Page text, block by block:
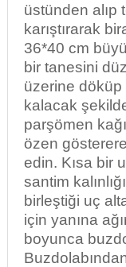
üstünden alıp
karıştırarak
36*40 cm
bir tanesini
üzerine döküp
kalacak
parşömen
özen
edin. Kısa bir
santim
birleştiği uç
için yanına
boyunca